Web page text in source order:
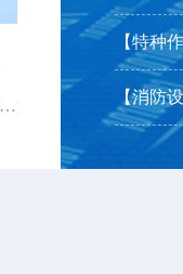
特种作业操作证 手把手教你查询下载 依据《特种作业人员安全技术培训考核管理规定》（应急管理部令第19号）《应急管理部办公厅关于更新特种作业操作证式样的通知》（应急厅〔2026〕14号）应急管理部对特种作业操作证式样进行了调整新版证书式样自2026年6月1日起正式启用。如果查询下载特种作业操作证...
【消防设施
【消防